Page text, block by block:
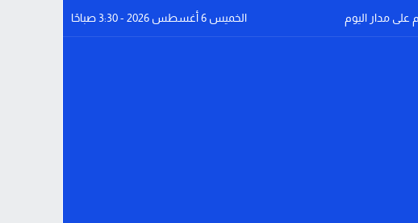
على مدار اليوم الخميس 6 أغسطس 2026 - 3:30 صباحًا